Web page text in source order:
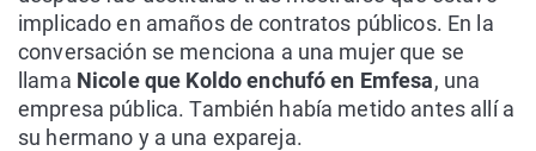
implicado en amaños de contratos públicos. En la
conversación se menciona a una mujer que se
llama Nicole que Koldo enchufó en Emfesa, una
empresa pública. También había metido antes allí a
su hermano y a una expareja.